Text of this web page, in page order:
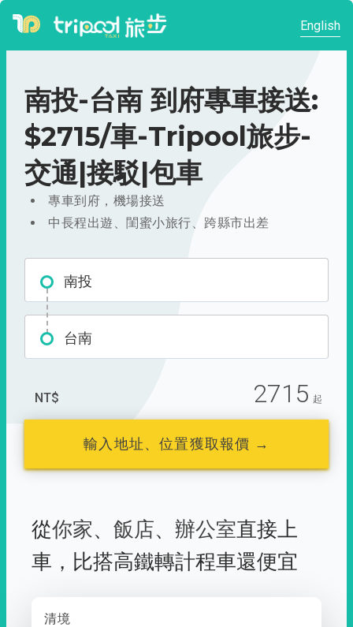
English
南投-台南 到府專車接送:
$2715/車-Tripool旅步-
交通|接駁|包車
專車到府，機場接送
中長程出遊、閨蜜小旅行、跨縣市出差
南投
台南
NT$ 2715 起
輸入地址、位置獲取報價 →
從你家、 飯店、 辦公室直接上
車， 比搭高鐵轉計程車還便宜
清境